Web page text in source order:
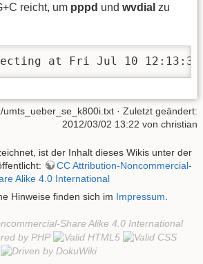
reicht, um pppd und wvdial zu
at Fri Jul 10 12:13:31
umts_ueber_se_k800i.txt · Zuletzt geändert:
2012/03/02 13:22 von christian
ist der Inhalt dieses Wikis unter der
CC Attribution-Noncommercial-
Alike 4.0 International
Hinweise finden sich im Impressum.